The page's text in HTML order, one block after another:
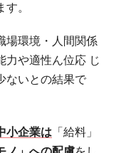
。
場環境・人間関係
力や適性ん位応 じ
ないとの結果で
小企業は 「給料」